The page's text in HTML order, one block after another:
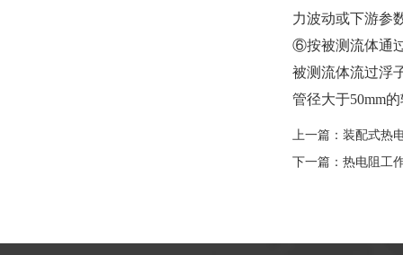
力波动或下游参
⑥按被测流体通
被测流体流过浮
管径大于50mm
上一篇： 装配式热
下一篇： 热电阻工